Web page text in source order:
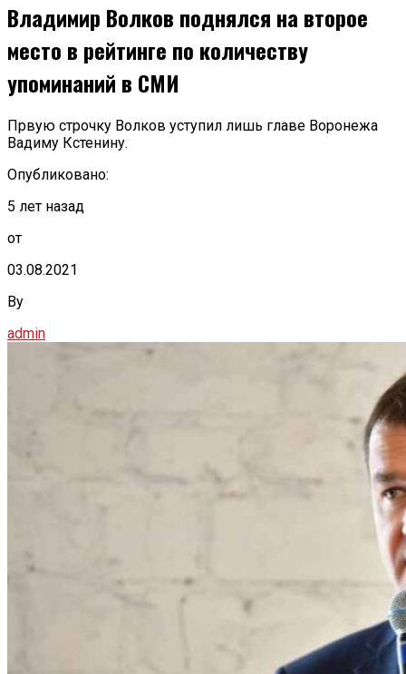
Владимир Волков поднялся на второе
место в рейтинге по количеству
упоминаний в СМИ
Првую строчку Волков уступил лишь главе Воронежа
Вадиму Кстенину.
Опубликовано:
5 лет назад
от
03.08.2021
By
admin